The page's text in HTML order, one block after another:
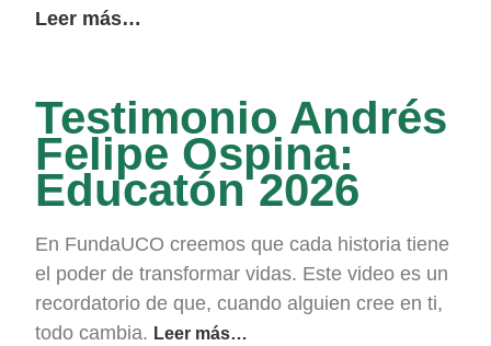
Leer más…
Testimonio Andrés
Felipe Ospina:
Educatón 2026
En FundaUCO creemos que cada historia tiene
el poder de transformar vidas. Este video es un
recordatorio de que, cuando alguien cree en ti,
todo cambia. Leer más…